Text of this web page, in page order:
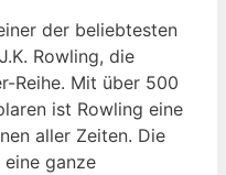
der beliebtesten
Rowling, die
Reihe. Mit über 500
ist ⁣Rowling eine
⁤aller ​Zeiten. Die
⁢ganze